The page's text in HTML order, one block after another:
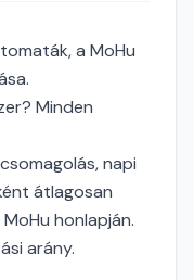
a MoHu
Minden
napi
átlagosan
honlapján.
arány.